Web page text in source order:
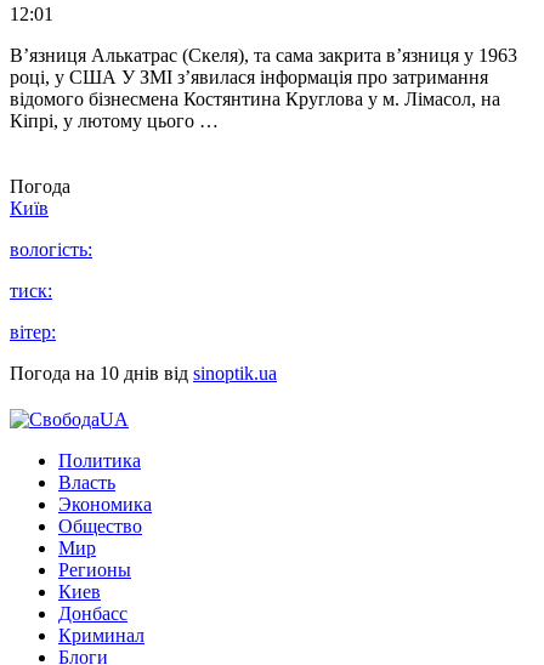
12:01
В’язниця Алькатрас (Скеля), та сама закрита в’язниця у 1963
році, у США У ЗМІ з’явилася інформація про затримання
відомого бізнесмена Костянтина Круглова у м. Лімасол, на
Кіпрі, у лютому цього …
Погода
Київ
вологість:
тиск:
вітер:
Погода на 10 днів від sinoptik.ua
Политика
Власть
Экономика
Общество
Мир
Регионы
Киев
Донбасс
Криминал
Блоги